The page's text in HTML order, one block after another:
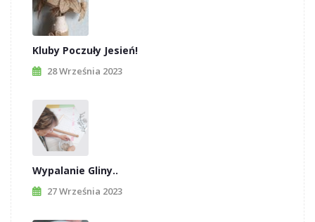
Kluby Poczuły Jesień!
28 Września 2023
Wypalanie Gliny..
27 Września 2023